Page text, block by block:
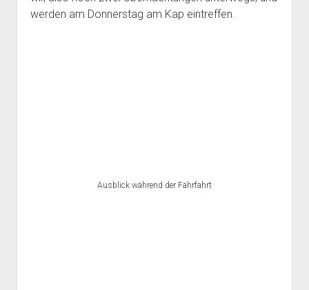
werden am Donnerstag am Kap eintreffen.
Ausblick während der Fährfahrt